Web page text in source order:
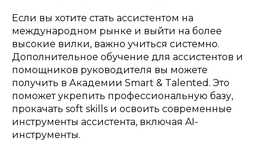
Если вы хотите стать ассистентом на
международном рынке и выйти на более
высокие вилки, важно учиться системно.
Дополнительное обучение для ассистентов и
помощников руководителя вы можете
получить в Академии Smart & Talented. Это
поможет укрепить профессиональную базу,
прокачать soft skills и освоить современные
инструменты ассистента, включая AI-
инструменты.